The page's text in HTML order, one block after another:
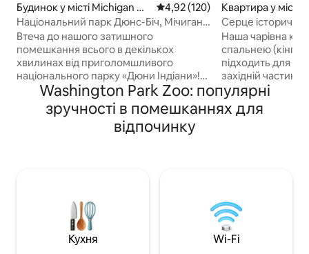
Будинок у місті Michigan Cit
y
Середня оцінка: 4,92 з 5,
4,92 (120)
Національний парк Дюнс-Біч, Мічиган-
Сіті, Індіана
Втеча до нашого затишного
помешкання всього в декількох
хвилинах від приголомшливого
національного парку «Дюни Індіани»!
Цей чарівний відпочинок,
розташований у центрі Мічигану,
пропонує розслаблюючий відпочинок
Насолоджуйтеся добре мебльованою
сад - ідеальний варіант для відпочинку.
Пригоди чекають: всього в декількох
хвилинах їзди від піщаних берегів
парку, пішохідних стежок, озера
Квартира у місті
ity
Серце
Наша чарівна
спальнею (кінг-
підходить для
західній частині
забезпечує все
приємного
*Перегляньте
знаходиться
тихій зоні).
легко дістатися
Саут-Бенд.
Washington Park Zoo: популярні
зручності в помешканнях для
відпочинку
Кухня Wi-Fi